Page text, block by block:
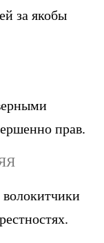
за якобы
прав.